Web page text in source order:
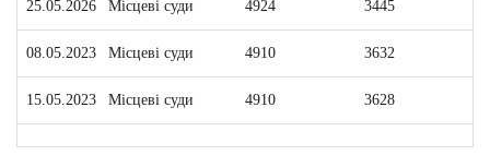
25.05.2026 Місцеві суди 4924 3445
08.05.2023 Місцеві суди 4910 3632
15.05.2023 Місцеві суди 4910 3628